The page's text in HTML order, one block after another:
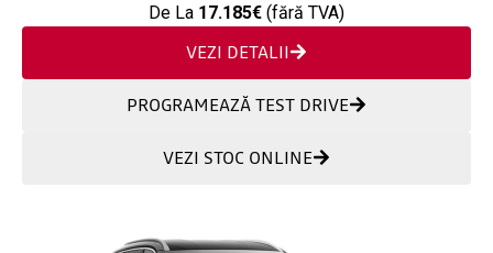
De La 17.185€ (fără TVA)
VEZI DETALII
PROGRAMEAZĂ TEST DRIVE
VEZI STOC ONLINE